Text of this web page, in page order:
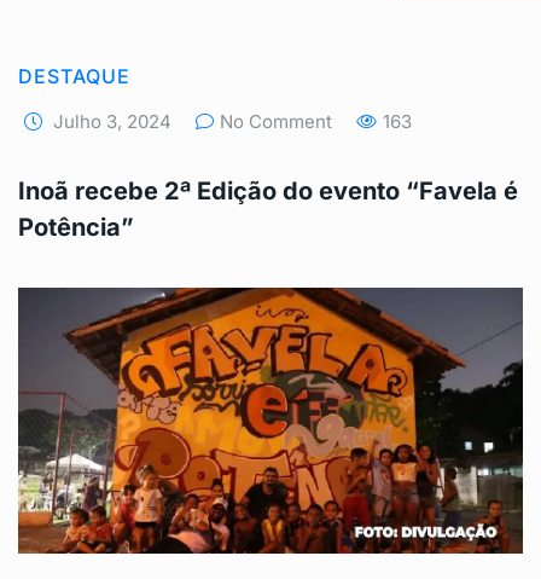
DESTAQUE
Julho 3, 2024 No Comment 163
Inoã recebe 2ª Edição do evento “Favela é
Potência”